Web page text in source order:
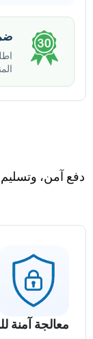
دفع آمن، وتسليم
معالجة آمنة